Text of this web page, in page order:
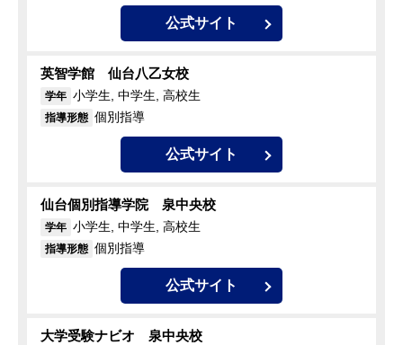
公式サイト
英智学館 仙台八乙女校
学年 小学生, 中学生, 高校生
指導形態 個別指導
公式サイト
仙台個別指導学院 泉中央校
学年 小学生, 中学生, 高校生
指導形態 個別指導
公式サイト
大学受験ナビオ 泉中央校